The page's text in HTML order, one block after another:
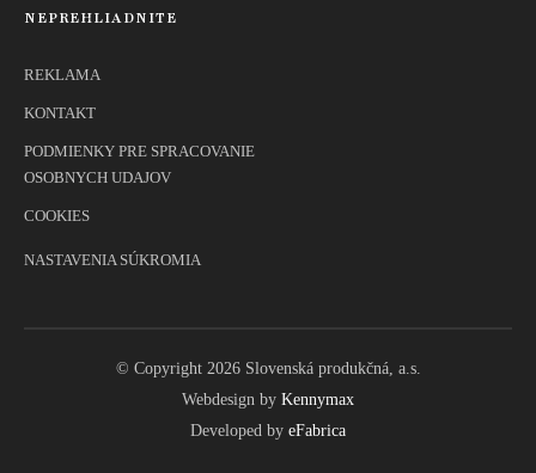
NEPREHLIADNITE
REKLAMA
KONTAKT
PODMIENKY PRE SPRACOVANIE
OSOBNYCH UDAJOV
COOKIES
NASTAVENIA SÚKROMIA
© Copyright 2026 Slovenská produkčná, a.s.
Webdesign by Kennymax
Developed by eFabrica